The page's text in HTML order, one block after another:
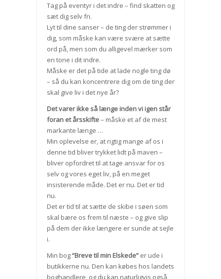
Tag på eventyr i det indre – find skatten og
sæt dig selv fri.
Lyt til dine sanser – de ting der strømmer i
dig, som måske kan være svære at sætte
ord på, men som du alligevel mærker som
en tone i dit indre.
Måske er det på tide at lade nogle ting dø
– så du kan koncentrere dig om de ting der
skal give liv i det nye år?
Det varer ikke så længe inden vi igen står
foran et årsskifte– måske et af de mest
markante længe …
Min oplevelse er, at rigtig mange af os i
denne tid bliver trykket lidt på maven –
bliver opfordret til at tage ansvar for os
selv og vores eget liv, på en meget
insisterende måde. Det er nu. Det er tid
nu.
Det er tid til at sætte de skibe i søen som
skal bære os frem til næste – og give slip
på dem der ikke længere er sunde at sejle
i.
Min bog“Breve til min Elskede”er ude i
butikkerne nu. Den kan købes hos landets